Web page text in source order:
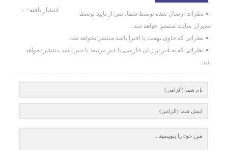
انتشار یافته : ۰
نظرات ارسال شده توسط شما، پس از تایید توسط
مدیران سایت منتشر خواهد شد.
نظراتی که حاوی تهمت یا افترا باشد منتشر نخواهد شد.
نظراتی که به غیر از زبان فارسی یا غیر مرتبط با خبر باشد منتشر نخواهد
شد.